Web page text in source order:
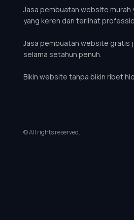
Jasa pembuatan website murah
yang keren dan terlihat
Jasa pembuatan website gratis
selama setahun penuh.
Bikin website tanpa bikin ribet
© All rights reserved.